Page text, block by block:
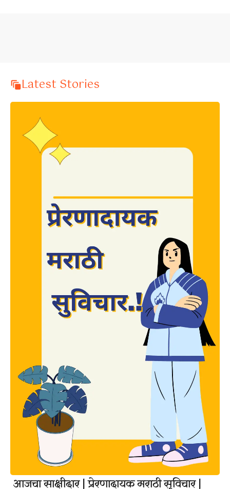
Latest Stories
आजचा साक्षीदार | प्रेरणादायक मराठी सुविचार |